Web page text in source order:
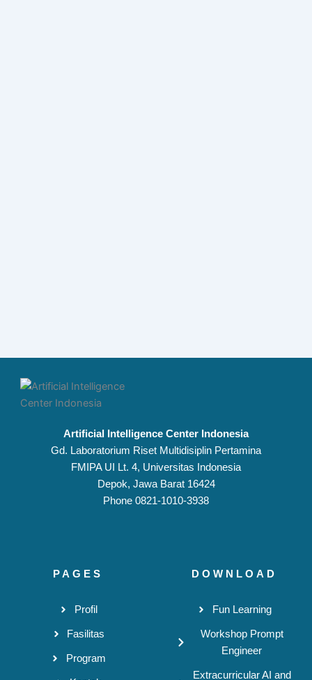
Artificial Intelligence Center Indonesia
Gd. Laboratorium Riset Multidisiplin Pertamina
FMIPA UI Lt. 4, Universitas Indonesia
Depok, Jawa Barat 16424
Phone 0821-1010-3938
PAGES
Profil
Fasilitas
Program
DOWNLOAD
Fun Learning
Workshop Prompt
Engineer
Extracurricular AI and